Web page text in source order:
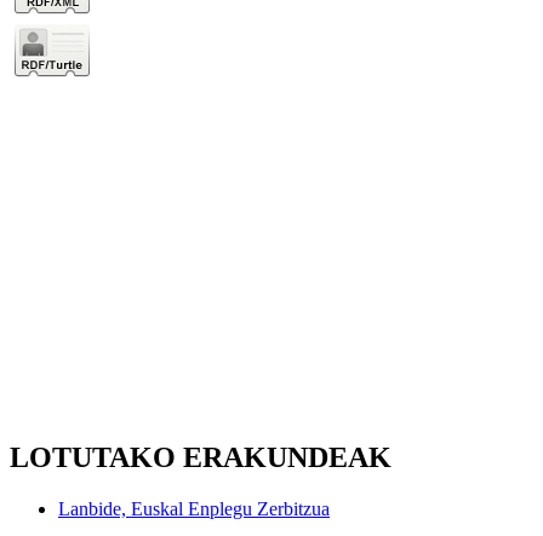
LOTUTAKO ERAKUNDEAK
Lanbide, Euskal Enplegu Zerbitzua